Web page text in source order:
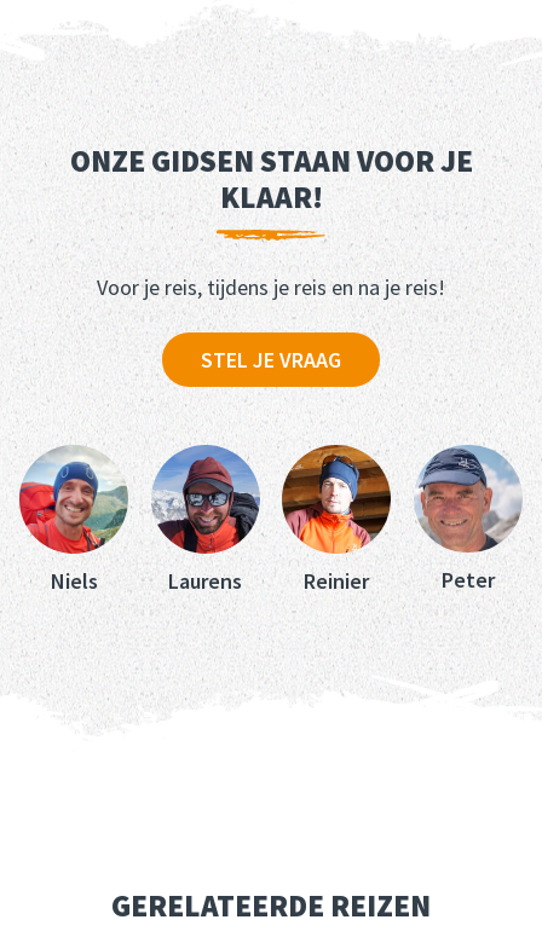
ONZE GIDSEN STAAN VOOR JE
KLAAR!
Voor je reis, tijdens je reis en na je reis!
STEL JE VRAAG
Niels Laurens Reinier Peter
GERELATEERDE REIZEN